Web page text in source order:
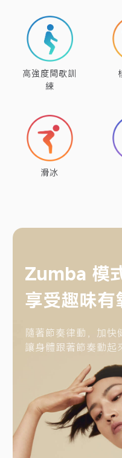
高強度間歇訓
練
滑冰
拳擊模式
提升身體的
小米手環 6 的設計
和拳擊手套，確實記